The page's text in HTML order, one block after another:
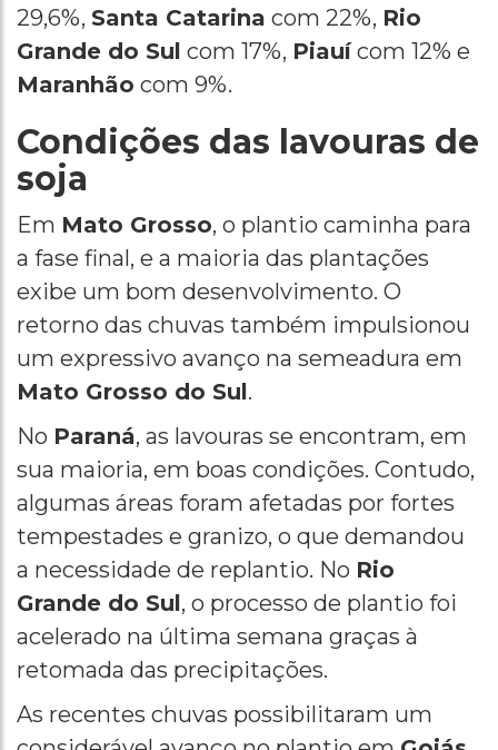
29,6%, Santa Catarina com 22%, Rio
Grande do Sul com 17%, Piauícom 12% e
Maranhão com 9%.
Condições das lavouras de
soja
Em Mato Grosso, o plantio caminha para
a fase final, e a maioria das plantações
exibe um bom desenvolvimento. O
retorno das chuvas também impulsionou
um expressivo avanço na semeadura em
Mato Grosso do Sul .
No Paraná, as lavouras se encontram, em
sua maioria, em boas condições. Contudo,
algumas áreas foram afetadas por fortes
tempestades e granizo, o que demandou
a necessidade de replantio. No Rio
Grande do Sul , o processo de plantio foi
acelerado na última semana graças à
retomada das precipitações.
As recentes chuvas possibilitaram um